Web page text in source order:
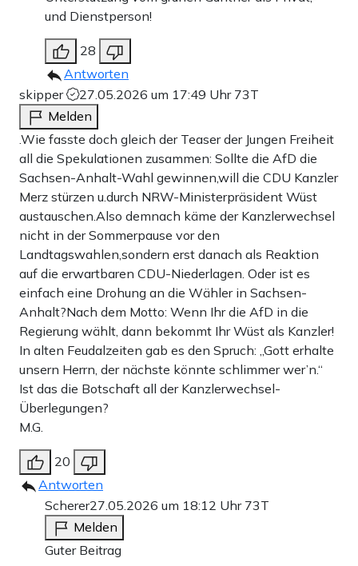
und Dienstperson!
28
Antworten
skipper
27.05.2026 um 17:49 Uhr 73T
Melden
.Wie fasste doch gleich der Teaser der Jungen Freiheit
all die Spekulationen zusammen: Sollte die AfD die
Sachsen-Anhalt-Wahl gewinnen,will die CDU Kanzler
Merz stürzen u.durch NRW-Ministerpräsident Wüst
austauschen.Also demnach käme der Kanzlerwechsel
nicht in der Sommerpause vor den
Landtagswahlen,sondern erst danach als Reaktion
auf die erwartbaren CDU-Niederlagen. Oder ist es
einfach eine Drohung an die Wähler in Sachsen-
Anhalt?Nach dem Motto: Wenn Ihr die AfD in die
Regierung wählt, dann bekommt Ihr Wüst als Kanzler!
In alten Feudalzeiten gab es den Spruch: „Gott erhalte
unsern Herrn, der nächste könnte schlimmer wer’n.“
Ist das die Botschaft all der Kanzlerwechsel-
Überlegungen?
M.G.
20
Antworten
Scherer27.05.2026 um 18:12 Uhr 73T
Melden
Guter Beitrag